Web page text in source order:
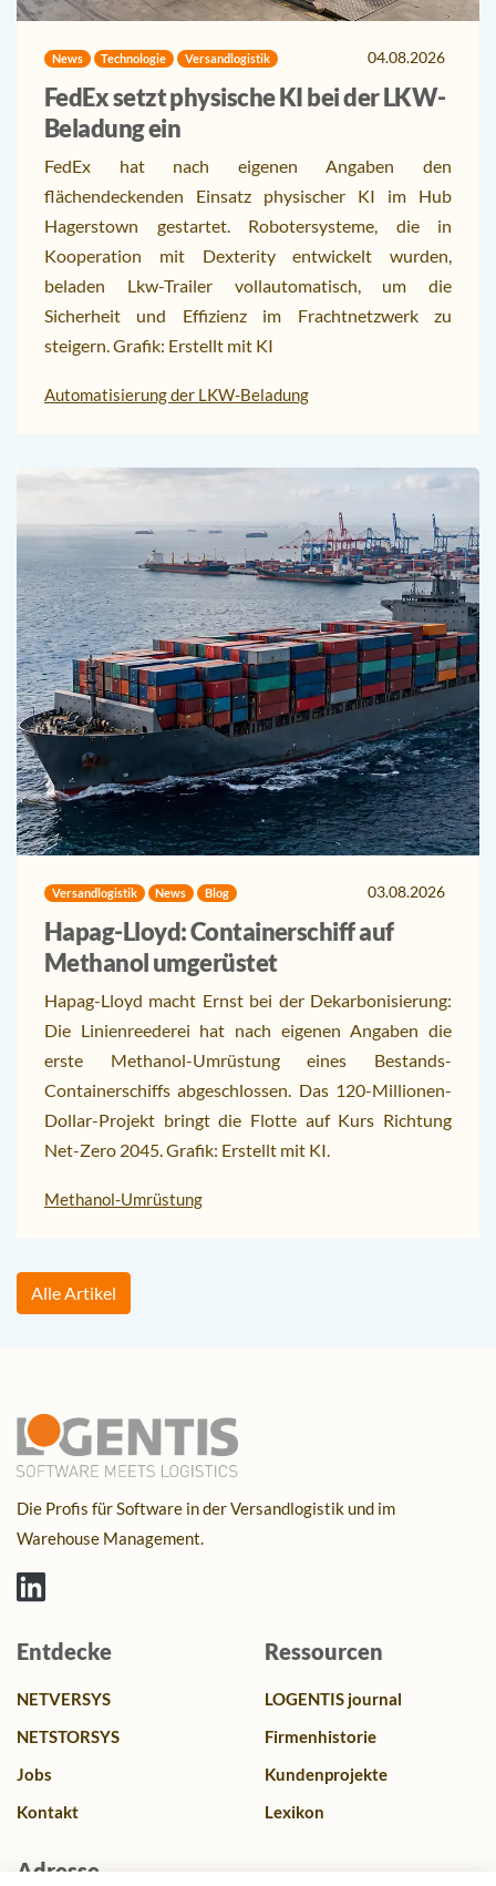
News Technologie Versandlogistik 04.08.2026
FedEx setzt physische KI bei der LKW-
Beladung ein
FedEx hat nach eigenen Angaben den
flächendeckenden Einsatz physischer KI im Hub
Hagerstown gestartet. Robotersysteme, die in
Kooperation mit Dexterity entwickelt wurden,
beladen Lkw-Trailer vollautomatisch, um die
Sicherheit und Effizienz im Frachtnetzwerk zu
steigern. Grafik: Erstellt mit KI
Automatisierung der LKW-Beladung
Versandlogistik News Blog 03.08.2026
Hapag-Lloyd: Containerschiff auf
Methanol umgerüstet
Hapag-Lloyd macht Ernst bei der Dekarbonisierung:
Die Linienreederei hat nach eigenen Angaben die
erste Methanol-Umrüstung eines Bestands-
Containerschiffs abgeschlossen. Das 120-Millionen-
Dollar-Projekt bringt die Flotte auf Kurs Richtung
Net-Zero 2045. Grafik: Erstellt mit KI.
Methanol-Umrüstung
Alle Artikel
Die Profis für Software in der Versandlogistik und im
Warehouse Management.
Entdecke
NETVERSYS
NETSTORSYS
Jobs
Kontakt
Ressourcen
LOGENTIS journal
Firmenhistorie
Kundenprojekte
Lexikon
Adresse